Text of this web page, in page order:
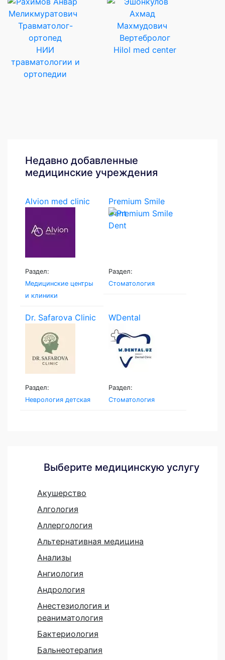
Травматолог-
ортопед
НИИ
травматологии и
ортопедии
Вертебролог
Hilol med center
Недавно добавленные
медицинские учреждения
Alvion med clinic
Раздел:
Медицинские центры
и клиники
Premium Smile
Dent
Раздел:
Стоматология
Dr. Safarova Clinic
Раздел:
Неврология детская
WDental
Раздел:
Стоматология
Выберите медицинскую услугу
Акушерство
Алгология
Аллергология
Альтернативная медицина
Анализы
Ангиология
Андрология
Анестезиология и
реаниматология
Бактериология
Бальнеотерапия